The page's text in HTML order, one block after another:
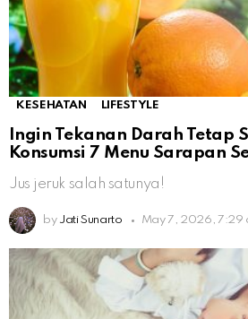
KESEHATAN LIFESTYLE
Ingin Tekanan Darah Tetap
Konsumsi 7 Menu Sarapan
Jus jeruk salah satunya!
by Jati Sunarto May 7, 2026, 7:29